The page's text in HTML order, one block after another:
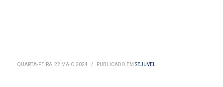
QUARTA-FEIRA, 22 MAIO 2024 / PUBLICADO EM SEJUVEL